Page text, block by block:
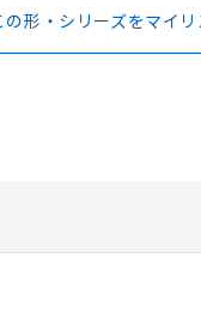
の形・シリーズをマイ